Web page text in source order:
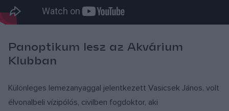
Panoptikum lesz az Akvárium
Klubban
Különleges lemezanyaggal jelentkezett Vasicsek János, volt
élvonalbeli vízipólós, civilben fogdoktor, aki